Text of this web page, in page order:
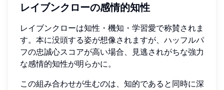
レイブンクローの感情的知性
レイブンクローは知性・機知・学習愛で称賛されま
す。本に没頭する姿が想像されますが、ハッフルパ
フの忠誠心スコアが高い場合、見逃されがちな強力
な感情的知性が明らかに。
この組み合わせが生むのは、知的であると同時に深